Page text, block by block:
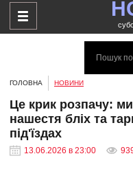
ГОЛОВНА НОВИНИ
Це крик розпачу:
нашестя бліх та
під'їздах
13.06.2026 в 23:00